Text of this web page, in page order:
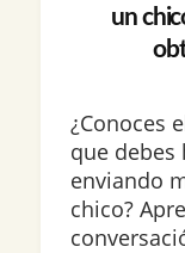
un
¿Conoces
que debes
enviando
chico?